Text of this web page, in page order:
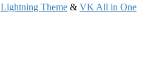
Lightning Theme & VK All in One